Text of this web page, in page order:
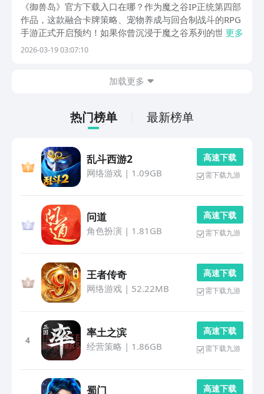
安装包获取
《御兽岛》官方下载入口在哪？作为魔之谷IP正统第四部
作品，这款融合卡牌策略、宠物养成与回合制战斗的RPG
手游正式开启预约！如果你曾沉浸于魔之谷系列的世界观
与玩法体系，那么《御兽岛》将为你带来全新维度的沉浸
更多
2026-03-19 03:07:10
加载更多
热门榜单 最新榜单
乱斗西游2
网络游戏| 1.09GB
高 速 下 载
需下载九游
问道
角色扮演 | 1.81GB
高 速 下 载
需下载九游
王者传奇
网络游戏| 52.22MB
高 速 下 载
需下载九游
4
率土之滨
经营策略 | 1.86GB
高 速 下 载
需下载九游
蜀门 高 速 下 载